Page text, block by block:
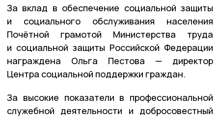
За вклад в обеспечение социальной защиты
и социального обслуживания населения
Почётной грамотой Министерства труда
и социальной защиты Российской Федерации
награждена Ольга Пестова — директор
Центра социальной поддержки граждан.
За высокие показатели в профессиональной
служебной деятельности и добросовестный